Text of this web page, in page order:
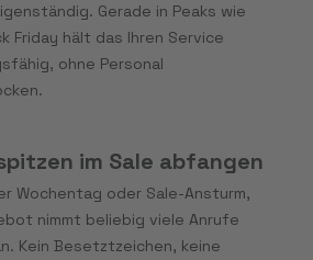
Gerade in Peaks wie
Friday hält das Ihren Service
ohne Personal
im Sale abfangen
Wochentag oder Sale-Ansturm,
nimmt beliebig viele Anrufe
Kein Besetztzeichen, keine